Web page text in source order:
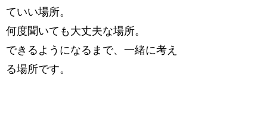
ていい場所。
何度聞いても大丈夫な場所。
できるようになるまで、一緒に考え
る場所です。